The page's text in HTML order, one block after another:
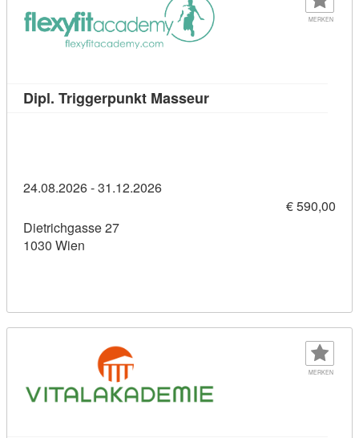
MERKEN
Dipl. Triggerpunkt MasseurKursdetail: Dipl.
24.08.2026 - 31.12.2026
€ 590,00
Dietrichgasse 27
1030 Wien
MERKEN